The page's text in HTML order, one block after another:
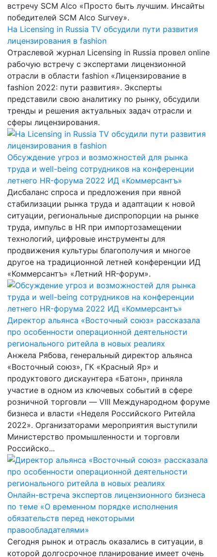
встречу SCM Alco «Просто быть лучшим. Инсайты
победителей SCM Alco Survey».
На Licensing in Russia TV обсудили пути развития
лицензирования в fashion
Отраслевой журнал Licensing in Russia провел online
рабочую встречу с экспертами лицензионной
отрасли в области fashion «Лицензирование в
fashion 2022: пути развития». Эксперты
представили свою аналитику по рынку, обсудили
тренды и решения актуальных задач отрасли и
сферы лицензирования.
Обсуждение угроз и возможностей для рынка
труда и well-being сотрудников на конференции
летнего HR-форума 2022 ИД «Коммерсантъ»
Дисбаланс спроса и предложения при явной
стабилизации рынка труда и адаптации к новой
ситуации, региональные диспропорции на рынке
труда, импульс в HR при импортозамещении
технологий, цифровые инструменты для
продвижения культуры благополучия и многое
другое на традиционной летней конференции ИД
«Коммерсантъ» «Летний HR-форум».
Директор альянса «Восточный союз» рассказала
про особенности операционной деятельности
регионального ритейла в новых реалиях
Анжела Рябова, генеральный директор альянса
«Восточный союз», ГК «Красный Яр» и
продуктового дискаунтера «Батон», приняла
участие в одном из ключевых событий в сфере
розничной торговли — VIII Международном форуме
бизнеса и власти «Неделя Российского Ритейла
2022». Организаторами мероприятия выступили
Министерство промышленности и торговли
Российско...
Онлайн-встреча экспертов лицензионного бизнеса
по теме «О временном порядке исполнения
обязательств перед некоторыми
правообладателями»
Сегодня рынок и отрасль оказались в ситуации, в
которой долгосрочное планирование имеет очень